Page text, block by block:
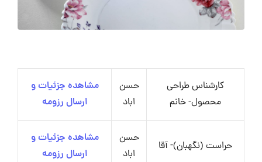
کارشناس طراحی
محصول- خانم
حسن
اباد
مشاهده جزئیات و
ارسال رزومه
حراست (نگهبان)- آقا
حسن
اباد
مشاهده جزئیات و
ارسال رزومه